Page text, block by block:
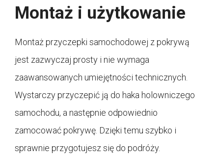
Montaż i użytkowanie
Montaż przyczepki samochodowej z pokrywą
jest zazwyczaj prosty i nie wymaga
zaawansowanych umiejętności technicznych.
Wystarczy przyczepić ją do haka holowniczego
samochodu, a następnie odpowiednio
zamocować pokrywę. Dzięki temu szybko i
sprawnie przygotujesz się do podróży.